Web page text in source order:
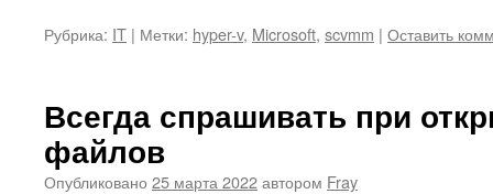
Рубрика: IT | Метки: hyper-v, Microsoft, scvmm | Оставить
Всегда спрашивать при
файлов
Опубликовано 25 марта 2022автором Fray